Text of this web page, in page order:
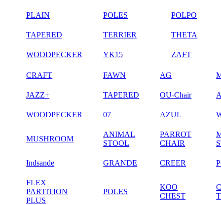
PLAIN POLES POLPO
TAPERED TERRIER THETA
WOODPECKER YK15 ZAFT
CRAFT FAWN AG
JAZZ+ TAPERED OU-Chair
WOODPECKER 07 AZUL
MUSHROOM
ANIMAL
STOOL
PARROT
CHAIR
Indsande GRANDE CREER
FLEX
PARTITION
PLUS
POLES
KOO
CHEST